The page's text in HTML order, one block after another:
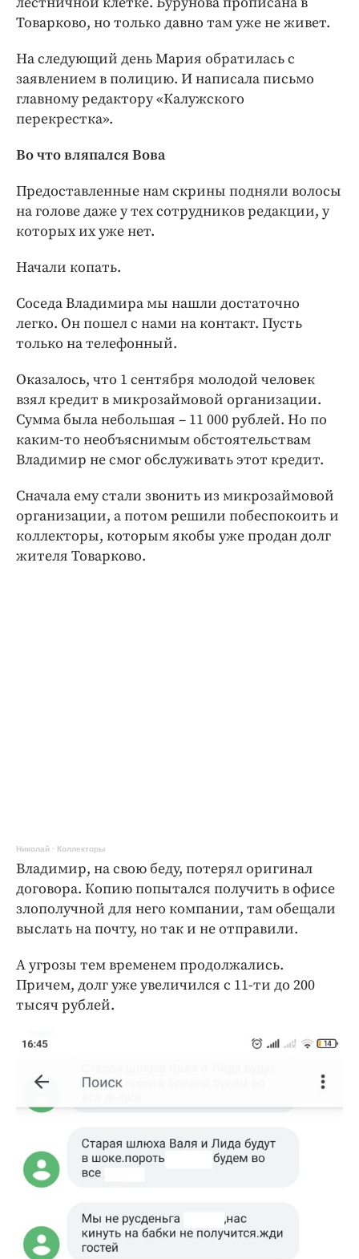
Товарково, но только давно там уже не живет.
На следующий день Мария обратилась с
заявлением в полицию. И написала письмо
главному редактору «Калужского
перекрестка».
Во что вляпался Вова
Предоставленные нам скрины подняли волосы
на голове даже у тех сотрудников редакции, у
которых их уже нет.
Начали копать.
Соседа Владимира мы нашли достаточно
легко. Он пошел с нами на контакт. Пусть
только на телефонный.
Оказалось, что 1 сентября молодой человек
взял кредит в микрозаймовой организации.
Сумма была небольшая – 11 000 рублей. Но по
каким-то необъяснимым обстоятельствам
Владимир не смог обслуживать этот кредит.
Сначала ему стали звонить из микрозаймовой
организации, а потом решили побеспокоить и
коллекторы, которым якобы уже продан долг
жителя Товарково.
Николай · Коллекторы
Владимир, на свою беду, потерял оригинал
договора. Копию попытался получить в офисе
злополучной для него компании, там обещали
выслать на почту, но так и не отправили.
А угрозы тем временем продолжались.
Причем, долг уже увеличился с 11-ти до 200
тысяч рублей.